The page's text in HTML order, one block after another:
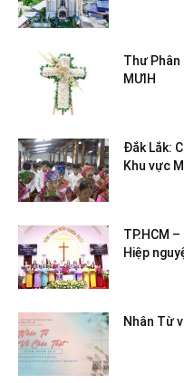
Thư Phân
MƯIH
Đắk Lắk:
Khu vực
TP.HCM
Hiệp
Nhân Từ